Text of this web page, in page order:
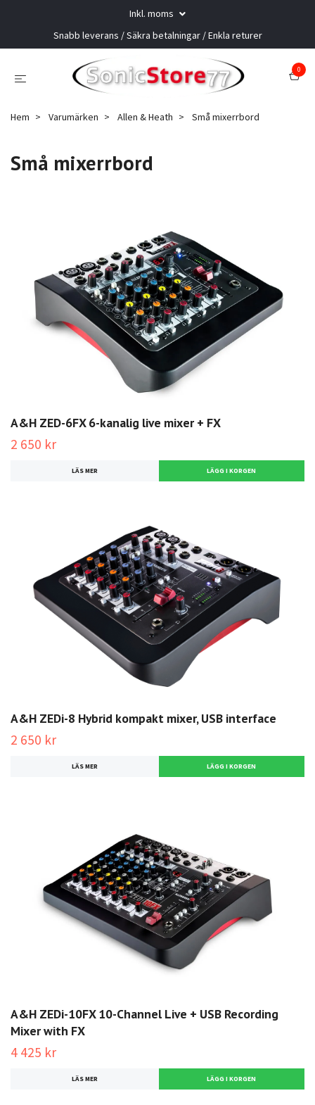
Inkl. moms
Snabb leverans / Säkra betalningar / Enkla returer
0
Hem Varumärken Allen & Heath Små mixerrbord
Små mixerrbord
A&H ZED-6FX 6-kanalig live mixer + FX
2 650 kr
LÄS MER
A&H ZEDi-8 Hybrid kompakt mixer, USB interface
2 650 kr
LÄS MER
A&H ZEDi-10FX 10-Channel Live + USB Recording
Mixer with FX
4 425 kr
LÄS MER